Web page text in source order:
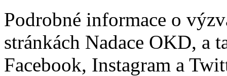
Podrobné informace o
stránkách Nadace OKD, a
Facebook, Instagram a